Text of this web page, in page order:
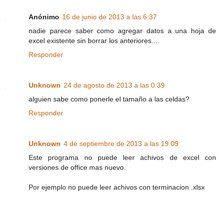
Anónimo 16 de junio de 2013 a las 6:37
nadie parece saber como agregar datos a una hoja de
excel existente sin borrar los anteriores....
Responder
Unknown 24 de agosto de 2013 a las 0:39
alguien sabe como ponerle el tamaño a las celdas?
Responder
Unknown 4 de septiembre de 2013 a las 19:09
Este programa no puede leer achivos de excel con
versiones de office mas nuevo.
Por ejemplo no puede leer achivos con terminacion .xlsx